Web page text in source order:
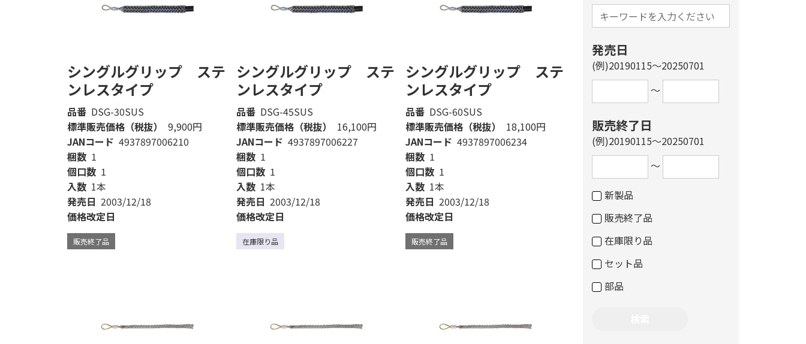
シングルグリップ ステ
ンレスタイプ
品番 DSG-30SUS
標準販売価格（税抜）
9,900円
JANコード 4937897006210
梱数 1
個口数 1
入数 1本
発売日 2003/12/18
価格改定日
販売終了品
シングルグリップ ステ
ンレスタイプ
品番 DSG-45SUS
標準販売価格（税抜）
16,100円
JANコード 4937897006227
梱数 1
個口数 1
入数 1本
発売日 2003/12/18
価格改定日
在庫限り品
シングルグリップ ステ
ンレスタイプ
品番 DSG-60SUS
標準販売価格（税抜）
18,100円
JANコード 4937897006234
梱数 1
個口数 1
入数 1本
発売日 2003/12/18
価格改定日
販売終了品
発売日
(例)20190115～20250701
～
販売終了日
(例)20190115～20250701
～
新製品
販売終了品
在庫限り品
セット品
部品